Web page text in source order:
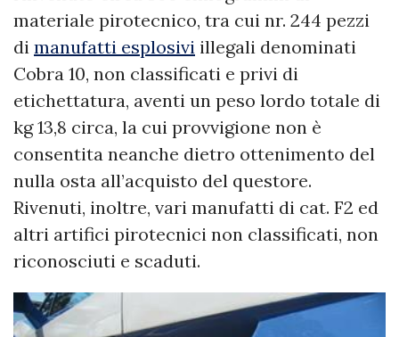
materiale pirotecnico, tra cui nr. 244 pezzi
di manufatti esplosivi illegali denominati
Cobra 10, non classificati e privi di
etichettatura, aventi un peso lordo totale di
kg 13,8 circa, la cui provvigione non è
consentita neanche dietro ottenimento del
nulla osta all’acquisto del questore.
Rivenuti, inoltre, vari manufatti di cat. F2 ed
altri artifici pirotecnici non classificati, non
riconosciuti e scaduti.